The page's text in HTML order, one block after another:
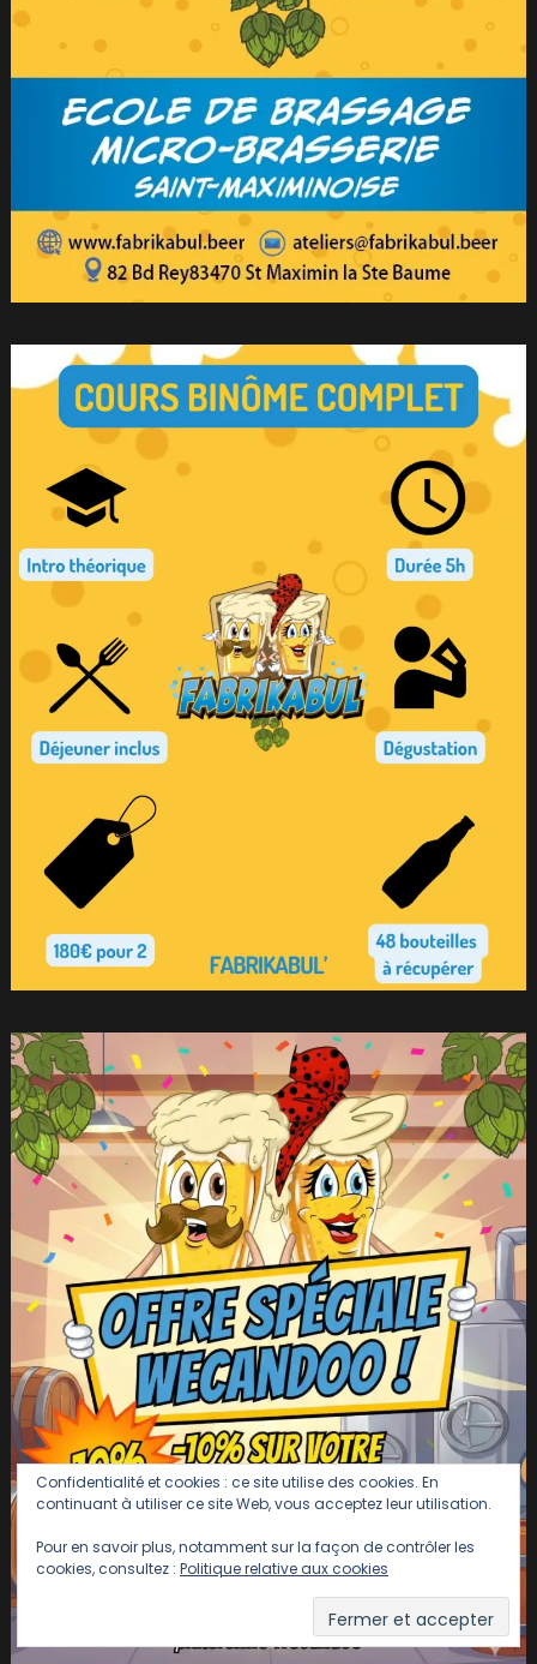
Confidentialité et cookies : ce site utilise des cookies. En
continuant à utiliser ce site Web, vous acceptez leur utilisation.
Pour en savoir plus, notamment sur la façon de contrôler les
cookies, consultez : Politique relative aux cookies